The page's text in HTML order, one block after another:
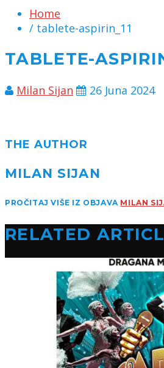
Home
/ tablete-aspirin_11
TABLETE-
Milan Sijan 26 Juna 2024
THE AUTHOR
MILAN SIJAN
PROČITAJ VIŠE IZ OBJAVA MILAN
RELATED